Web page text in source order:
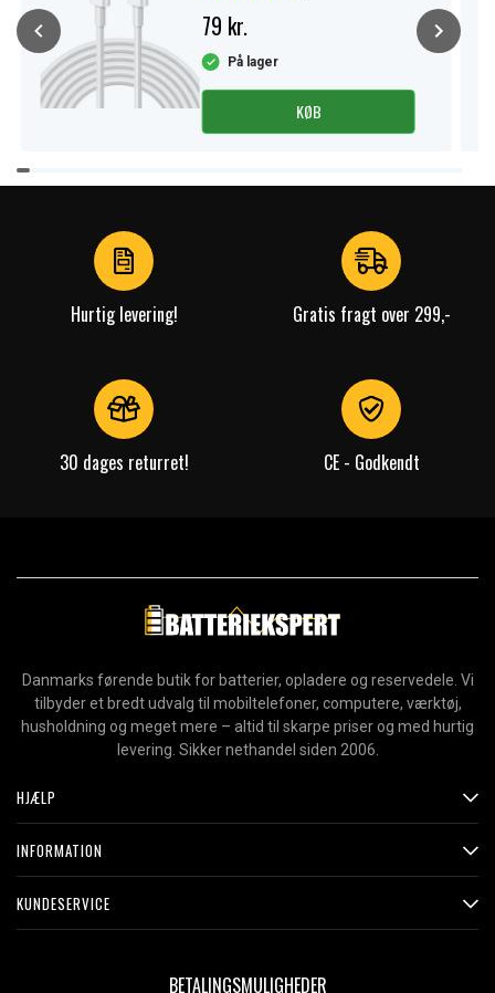
79 kr.
På lager
KØB
Item
1
Hurtig levering! Gratis fragt over 299,-
30 dages returret! CE - Godkendt
Danmarks førende butik for batterier, opladere og reservedele. Vi
tilbyder et bredt udvalg til mobiltelefoner, computere, værktøj,
husholdning og meget mere – altid til skarpe priser og med hurtig
levering. Sikker nethandel siden 2006.
HJÆLP
INFORMATION
KUNDESERVICE
BETALINGSMULIGHEDER